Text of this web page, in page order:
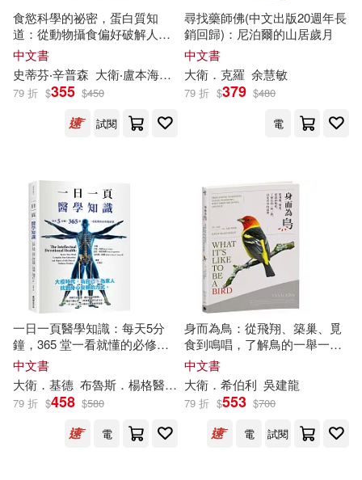
金庸(107)
GLORY QUEST(106)
世一編輯部(106)
教育部考試中心(106)
吉松由美(105) 楊鵬(105)
龔勛(104)
中國法制出版社(103)
尖端(985)
中國華僑出版社(968)
浙江大學出版社(945)
崧燁文化(937)
中國鐵道出版社(926)
水星外文雜誌(920)
復旦大學出版社(916)
北京理工大學出版社(912)
食慾科學的祕密，蛋白質知
道：從動物攝食偏好破解人類
飲食的密碼，一場橫跨三十年
的營養實驗
中文書
史蒂芬‧辛普森 大衛‧盧本海默 鄧子衿
79 折 $355 $450
試閱
尋找藥師佛(中文出版20週年長
銷回歸)：尼泊爾的山居歲月
中文書
大衛 ．克羅 余慧敏
79 折 $379 $480
電
一日一頁醫學知識：每天5分
鐘，365 堂一看就懂的必修健
康課
中文書
大衛 ．基德 布魯斯．楊格醫學博士 諾亞．歐本海默
79 折 $458 $580
電
身而為鳥：從飛翔、築巢、覓
食到鳴唱，了解鳥的一舉一
動，以及其中的道理
中文書
大衛 ．希伯利 吳建龍
79 折 $553 $700
電
試閱